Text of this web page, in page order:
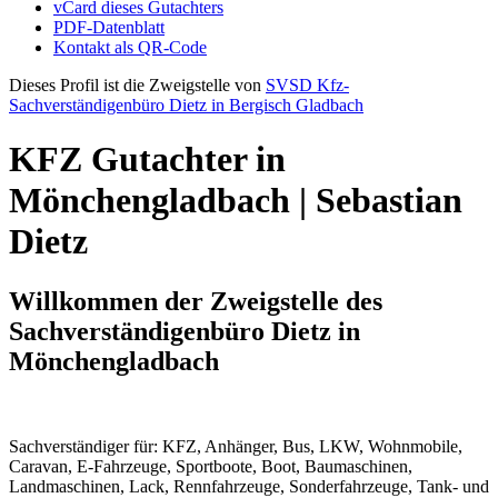
vCard dieses Gutachters
PDF-Datenblatt
Kontakt als QR-Code
Dieses Profil ist die Zweigstelle von SVSD Kfz-
Sachverständigenbüro Dietz in Bergisch Gladbach
KFZ Gutachter in
Mönchengladbach | Sebastian
Dietz
Willkommen der Zweigstelle des
Sachverständigenbüro Dietz in
Mönchengladbach
Sachverständiger für: KFZ, Anhänger, Bus, LKW, Wohnmobile,
Caravan, E-Fahrzeuge, Sportboote, Boot, Baumaschinen,
Landmaschinen, Lack, Rennfahrzeuge, Sonderfahrzeuge, Tank- und